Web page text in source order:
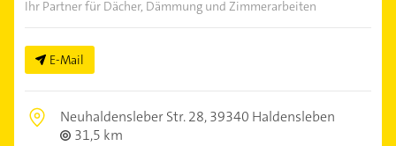
Ihr Partner für Dächer, Dämmung und Zimmerarbeiten
E-Mail
Neuhaldensleber Str. 28,39340 Haldensleben
31,5 km